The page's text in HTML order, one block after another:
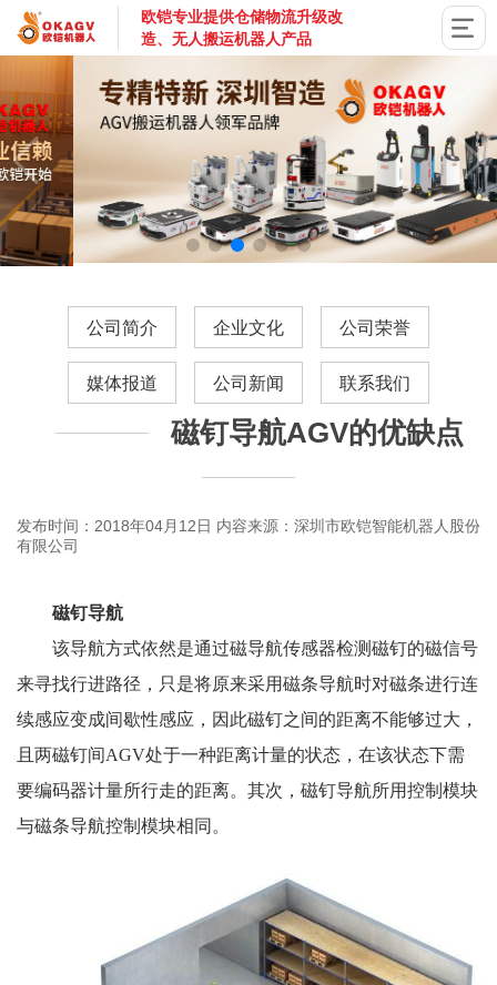
欧铠专业提供仓储物流升级改
造、无人搬运机器人产品
公司简介 企业文化 公司荣誉
媒体报道 公司新闻 联系我们
磁钉导航AGV的优缺点
发布时间：2018年04月12日 内容来源：深圳市欧铠智能机器人股份
有限公司
磁钉导航
该导航方式依然是通过磁导航传感器检测磁钉的磁信号
来寻找行进路径，只是将原来采用磁条导航时对磁条进行连
续感应变成间歇性感应，因此磁钉之间的距离不能够过大，
且两磁钉间AGV处于一种距离计量的状态，在该状态下需
要编码器计量所行走的距离。其次，磁钉导航所用控制模块
与磁条导航控制模块相同。